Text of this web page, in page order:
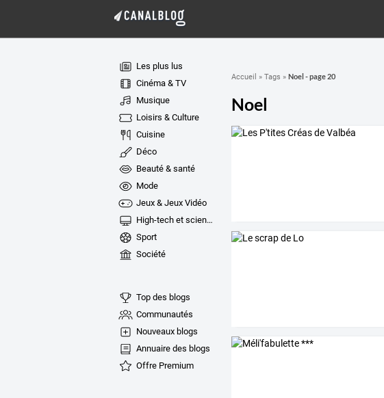
Les plus lus
Cinéma & TV
Musique
Loisirs & Culture
Cuisine
Déco
Beauté & santé
Mode
Jeux & Jeux Vidéo
High-tech et sciences
Sport
Société
Top des blogs
Communautés
Nouveaux blogs
Annuaire des blogs
Offre Premium
Accueil » Tags » Noel - page 20
Noel